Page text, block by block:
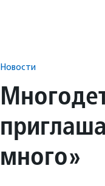
Новости
много»